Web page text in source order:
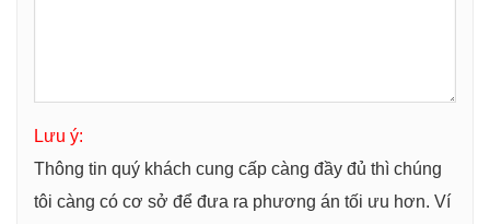
Lưu ý:
Thông tin quý khách cung cấp càng đầy đủ thì chúng
tôi càng có cơ sở để đưa ra phương án tối ưu hơn. Ví